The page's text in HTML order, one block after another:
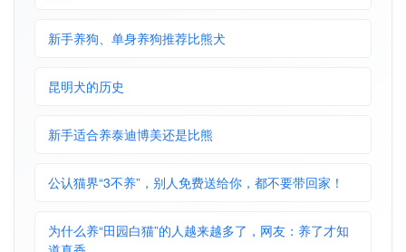
新手养狗、单身养狗推荐比熊犬
昆明犬的历史
新手适合养泰迪博美还是比熊
公认猫界“3不养”，别人免费送给你，都不要带回家！
为什么养“田园白猫”的人越来越多了，网友：养了才知